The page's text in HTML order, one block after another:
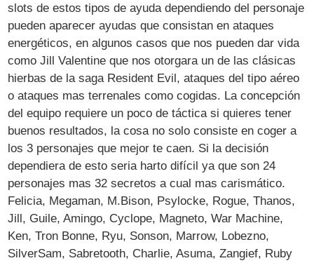
slots de estos tipos de ayuda dependiendo del personaje
pueden aparecer ayudas que consistan en ataques
energéticos, en algunos casos que nos pueden dar vida
como Jill Valentine que nos otorgara un de las clásicas
hierbas de la saga Resident Evil, ataques del tipo aéreo
o ataques mas terrenales como cogidas. La concepción
del equipo requiere un poco de táctica si quieres tener
buenos resultados, la cosa no solo consiste en coger a
los 3 personajes que mejor te caen. Si la decisión
dependiera de esto seria harto difícil ya que son 24
personajes mas 32 secretos a cual mas carismático.
Felicia, Megaman, M.Bison, Psylocke, Rogue, Thanos,
Jill, Guile, Amingo, Cyclope, Magneto, War Machine,
Ken, Tron Bonne, Ryu, Sonson, Marrow, Lobezno,
SilverSam, Sabretooth, Charlie, Asuma, Zangief, Ruby